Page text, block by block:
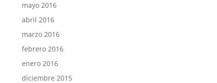
mayo 2016
abril 2016
marzo 2016
febrero 2016
enero 2016
diciembre 2015